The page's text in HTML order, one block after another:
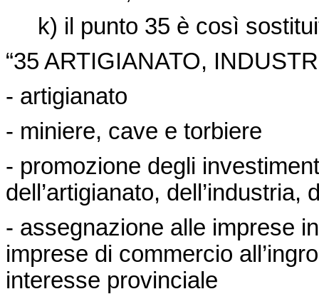
k) il punto 35 è così
“35 ARTIGIANATO,
- artigianato
- miniere, cave e torbiere
- promozione degli
dell’artigianato,
- assegnazione alle imprese
imprese di commercio
interesse provinciale